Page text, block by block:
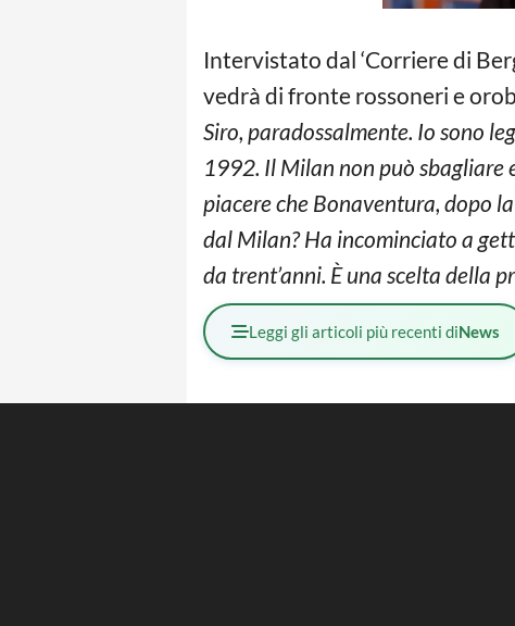
Intervistato dal ‘Corriere di
vedrà di fronte rossoneri e
Siro, paradossalmente. Io sono
1992. Il Milan non può
piacere che Bonaventura, dopo
dal Milan? Ha incominciato a
da trent’anni. È una scelta della
Leggi gli articoli più recenti diNews